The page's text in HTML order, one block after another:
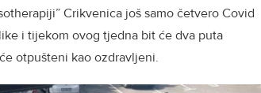
Crikvenica još samo četvero Covid
i tijekom ovog tjedna bit će dva puta
otpušteni kao ozdravljeni.